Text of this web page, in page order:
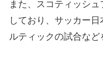
また、スコティッシ
しており、サッカー
ルティックの試合など